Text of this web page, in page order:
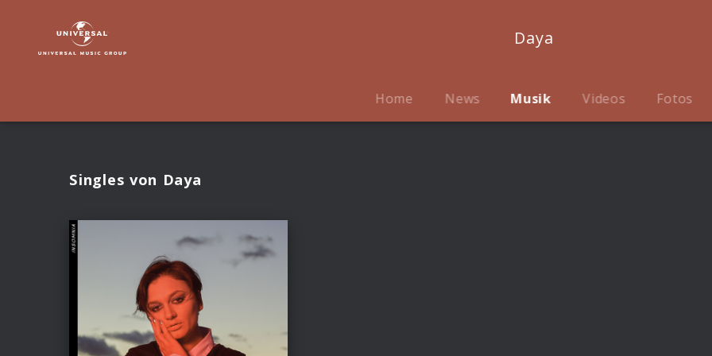
Musik
Daya
Home News Musik Videos Fotos
Singles von Daya